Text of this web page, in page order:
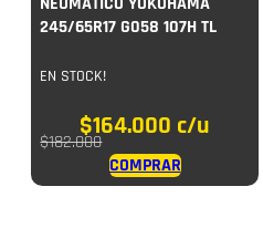
245/65R17 G058 107H TL
EN STOCK!
$164.000 c/u
$182.000
COMPRAR